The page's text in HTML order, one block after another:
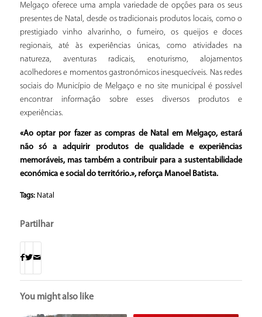
Melgaço oferece uma ampla variedade de opções para os seus
presentes de Natal, desde os tradicionais produtos locais, como o
prestigiado vinho alvarinho, o fumeiro, os queijos e doces
regionais, até às experiências únicas, como atividades na
natureza, aventuras radicais, enoturismo, alojamentos
acolhedores e momentos gastronómicos inesquecíveis. Nas redes
sociais do Município de Melgaço e no site municipal é possível
encontrar informação sobre esses diversos produtos e
experiências.
«Ao optar por fazer as compras de Natal em Melgaço, estará
não só a adquirir produtos de qualidade e experiências
memoráveis, mas também a contribuir para a sustentabilidade
económica e social do território.», reforça Manoel Batista.
Tags: Natal
Partilhar
You might also like